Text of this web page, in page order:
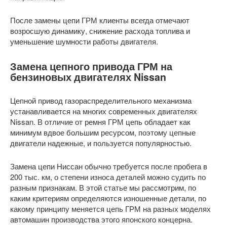
После замены цепи ГРМ клиенты всегда отмечают
возросшую динамику, снижение расхода топлива и
уменьшение шумности работы двигателя.
Замена цепного привода ГРМ на
бензиновых двигателях Nissan
Цепной привод газораспределительного механизма
устанавливается на многих современных двигателях
Nissan. В отличие от ремня ГРМ цепь обладает как
минимум вдвое большим ресурсом, поэтому цепные
двигатели надежные, и пользуется популярностью.
Замена цепи Ниссан обычно требуется после пробега в
200 тыс. км, о степени износа деталей можно судить по
разным признакам. В этой статье мы рассмотрим, по
каким критериям определяются изношенные детали, по
какому принципу меняется цепь ГРМ на разных моделях
автомашин производства этого японского концерна.